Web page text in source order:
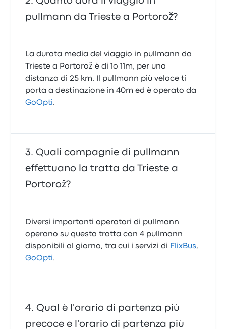
pullmann da Trieste a Portorož?
La durata media del viaggio in pullmann da
Trieste a Portorož è di 1o 11m, per una
distanza di 25 km. Il pullmann più veloce ti
porta a destinazione in 40m ed è operato da
GoOpti.
Quali compagnie di pullmann
effettuano la tratta da Trieste a
Portorož?
Diversi importanti operatori di pullmann
operano su questa tratta con 4 pullmann
disponibili al giorno, tra cui i servizi di FlixBus,
GoOpti.
Qual è l'orario di partenza più
precoce e l'orario di partenza più